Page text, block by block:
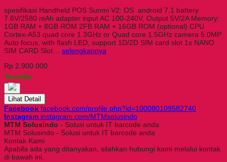
spesifikasi Handheld POS Sunmi V2: OS android 7.1 battery
7.6V/2580 mAh adapter input AC 100-240V, Output 5V/2A Memory:
1GB RAM + 8GB ROM 2FB RAM + 16GB ROM (optional) CPU
Cortex-A53 quad core 1.3GHz or Quad core 1.5GHz camera 5.0MP
Auto focus, with flash LED, support 1D/2D SIM card slot 1x NANO
SIM CARD Slot… selengkapnya
Rp 2.900.000
Tersedia
Lihat Detail
Facebook facebook.com/profile.php?id=100080109582740
Instagram instagram.com/MTMsolusindo
MTM Solusindo - Solusi untuk IT barcode anda
MTM Solusindo - Solusi untuk IT barcode anda
Kontak Kami
Apabila ada yang ditanyakan, silahkan hubungi kami melalui kontak
di bawah ini.